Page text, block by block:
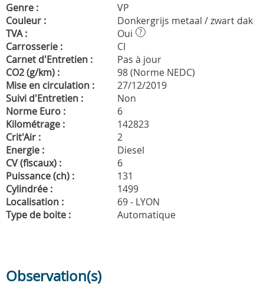
Genre :
VP
Couleur :
Donkergrijs metaal / zwart dak
TVA :
Oui ?
Carrosserie :
CI
Carnet d'Entretien :
Pas à jour
CO2 (g/km) :
98 (Norme NEDC)
Mise en circulation :
27/12/2019
Suivi d'Entretien :
Non
Norme Euro :
6
Kilométrage :
142823
Crit'Air :
2
Energie :
Diesel
CV (fiscaux) :
6
Puissance (ch) :
131
Cylindrée :
1499
Localisation :
69 - LYON
Type de boite :
Automatique
Observation(s)